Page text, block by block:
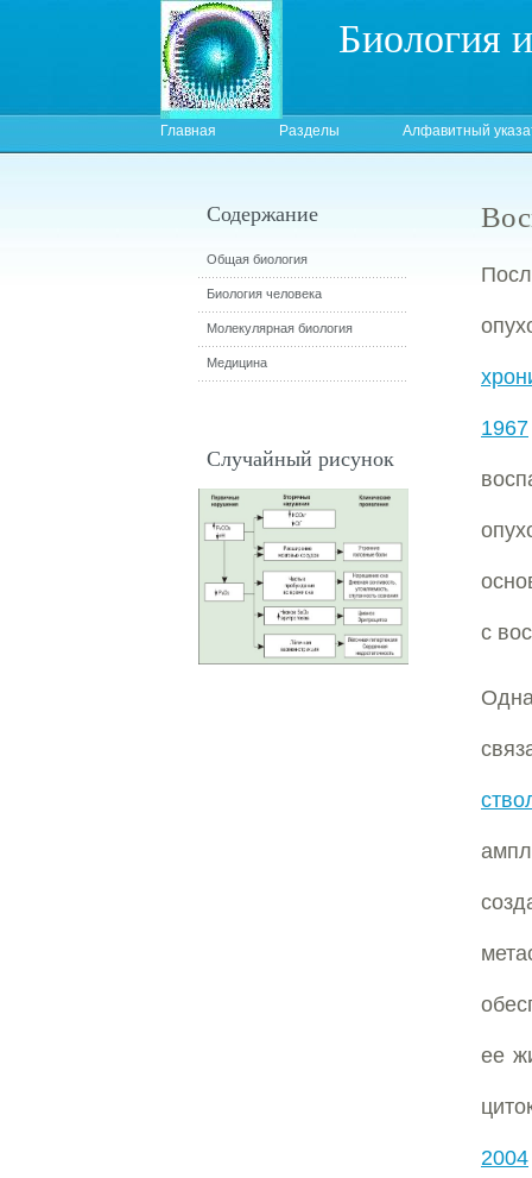
Биология
Главная Разделы Алфавитный
1967
с
ее
2004
Содержание
Общая биология
Биология человека
Молекулярная биология
Медицина
Случайный рисунок